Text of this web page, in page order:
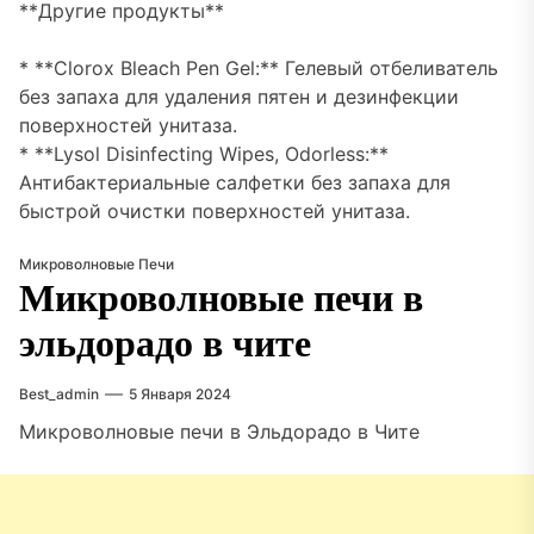
**Другие продукты**
* **Clorox Bleach Pen Gel:** Гелевый отбеливатель
без запаха для удаления пятен и дезинфекции
поверхностей унитаза.
* **Lysol Disinfecting Wipes, Odorless:**
Антибактериальные салфетки без запаха для
быстрой очистки поверхностей унитаза.
Микроволновые Печи
Микроволновые печи в
эльдорадо в чите
Best_admin 5 Января 2024
Микроволновые печи в Эльдорадо в Чите